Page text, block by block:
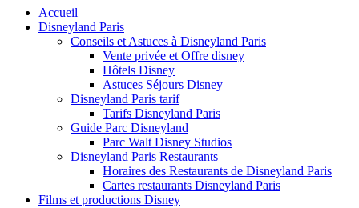
Accueil
Disneyland Paris
Conseils et Astuces à Disneyland Paris
Vente privée et Offre disney
Hôtels Disney
Astuces Séjours Disney
Disneyland Paris tarif
Tarifs Disneyland Paris
Guide Parc Disneyland
Parc Walt Disney Studios
Disneyland Paris Restaurants
Horaires des Restaurants de Disneyland Paris
Cartes restaurants Disneyland Paris
Films et productions Disney